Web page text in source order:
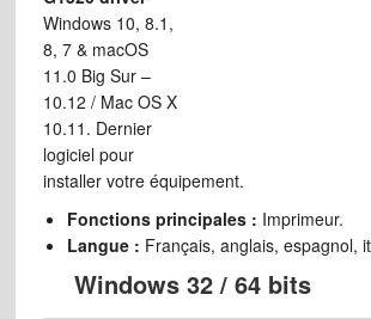
Windows 10, 8.1,
8, 7 & macOS
11.0 Big Sur –
10.12 / Mac OS X
10.11. Dernier
logiciel pour
installer votre équipement.
Fonctions principales : Imprimeur.
Langue : Français, anglais, espagnol,
Windows 32 / 64 bits